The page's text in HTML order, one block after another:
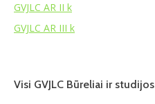
GVJLC AR II k
GVJLC AR III k
Visi GVJLC Būreliai ir studijos